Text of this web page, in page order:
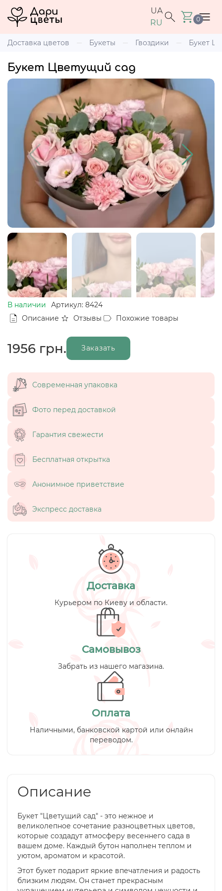
UA
RU
0
Доставка цветов Букеты Гвоздики Букет
Букет Цветущий сад
В наличии
Артикул: 8424
Описание
Отзывы Похожие товары
1956 грн. Заказать
Современная упаковка
Фото перед доставкой
Гарантия свежести
Бесплатная открытка
Анонимное приветствие
Экспресс доставка
Доставка
Курьером по Киеву и области.
Самовывоз
Забрать из нашего магазина.
Оплата
Наличными, банковской картой или онлайн
переводом.
Описание
Букет "Цветущий сад" - это нежное и
великолепное сочетание разноцветных цветов,
которые создадут атмосферу весеннего сада в
вашем доме. Каждый бутон наполнен теплом и
уютом, ароматом и красотой.
Этот букет подарит яркие впечатления и радость
близким людям. Он станет прекрасным